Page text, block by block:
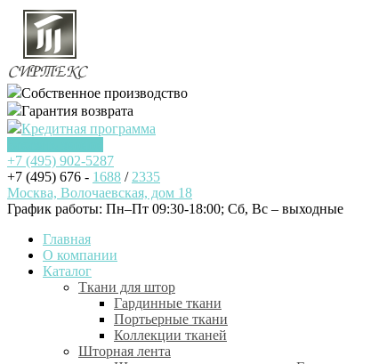
Собственное производство
Гарантия возврата
Кредитная программа
+7 (495) 902-5287
+7 (495) 676 - 1688 / 2335
Москва, Волочаевская, дом 18
График работы: Пн–Пт 09:30-18:00; Cб, Вс – выходные
Главная
О компании
Каталог
Ткани для штор
Гардинные ткани
Портьерные ткани
Коллекции тканей
Шторная лента